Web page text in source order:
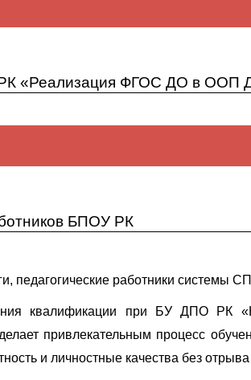
РК «КРИПКРО»
«Реализация ФГОС ДО в ООП
БПОУ РК
педагогические работники системы
квалификации при БУ ДПО РК
привлекательным процесс
и личностные качества без